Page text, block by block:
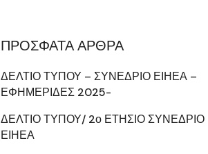
ΠΡΟΣΦΑΤΑ ΑΡΘΡΑ
ΔΕΛΤΙΟ ΤΥΠΟΥ – ΣΥΝΕΔΡΙΟ ΕΙΗΕΑ –
ΕΦΗΜΕΡΙΔΕΣ 2025-
ΔΕΛΤΙΟ ΤΥΠΟΥ/ 2ο ΕΤΗΣΙΟ ΣΥΝΕΔΡΙΟ
ΕΙΗΕΑ